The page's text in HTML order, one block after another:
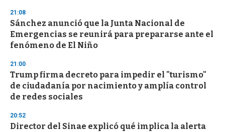
d
s
21:08
Sánchez anunció que la Junta Nacional de
Emergencias se reunirá para prepararse ante el
fenómeno de El Niño
21:00
Trump firma decreto para impedir el "turismo"
de ciudadanía por nacimiento y amplía control
de redes sociales
20:52
Director del Sinae explicó qué implica la alerta